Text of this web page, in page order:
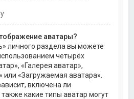
аватары?
личного раздела вы можете
четырёх
«Галерея аватар»,
или «Загружаемая аватара».
включена ли
какие типы аватар могут